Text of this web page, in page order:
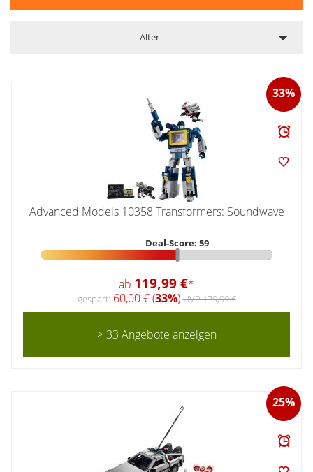
Alter
33%
Advanced Models 10358 Transformers: Soundwave
Deal-Score: 59
ab 119,99 €*
gespart: 60,00 € (33%)UVP 179,99 €
> 33 Angebote anzeigen
25%